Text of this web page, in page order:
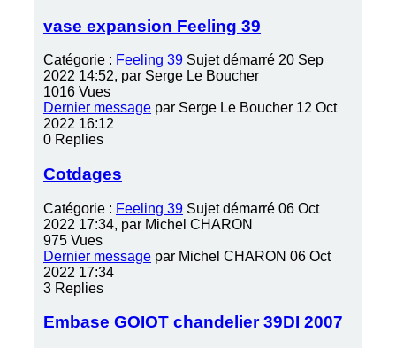
vase expansion Feeling 39
Catégorie : Feeling 39 Sujet démarré 20 Sep
2022 14:52, par Serge Le Boucher
1016 Vues
Dernier message par Serge Le Boucher 12 Oct
2022 16:12
0 Replies
Cotdages
Catégorie : Feeling 39 Sujet démarré 06 Oct
2022 17:34, par Michel CHARON
975 Vues
Dernier message par Michel CHARON 06 Oct
2022 17:34
3 Replies
Embase GOIOT chandelier 39DI 2007